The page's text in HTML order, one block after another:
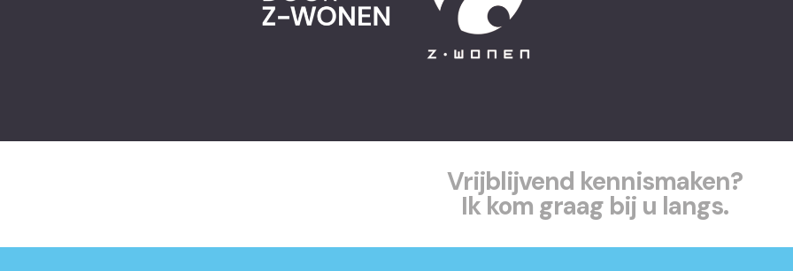
Vrijblijvend kennismaken?
Ik kom graag bij u langs.